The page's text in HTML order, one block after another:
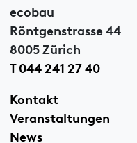
ecobau
Röntgenstrasse 44
8005 Zürich
T 044 241 27 40
Kontakt
Veranstaltungen
News